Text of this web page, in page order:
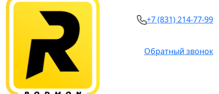
+7 (831) 214-77-99
Обратный звонок